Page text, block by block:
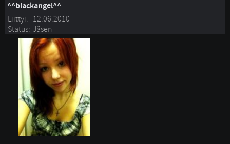
^^blackangel^^
Liittyi: 12.06.2010
Status: Jäsen